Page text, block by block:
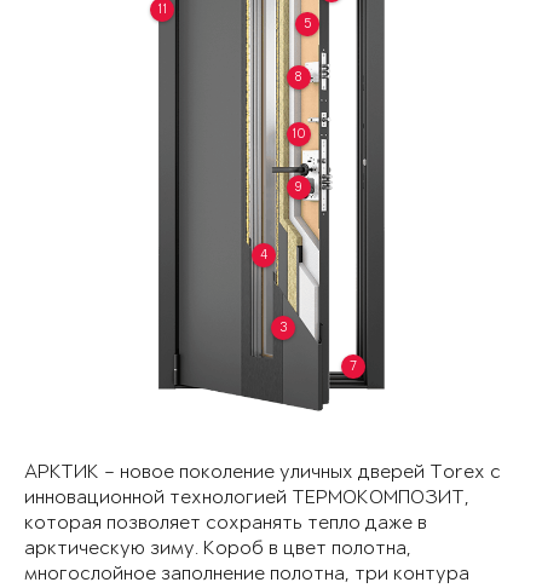
3
4
5
7
8
9
10
11
АРКТИК – новое поколение уличных дверей Torex с
инновационной технологией ТЕРМОКОМПОЗИТ,
которая позволяет сохранять тепло даже в
арктическую зиму. Короб в цвет полотна,
многослойное заполнение полотна, три контура